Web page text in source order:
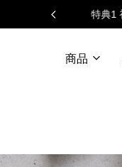
商品